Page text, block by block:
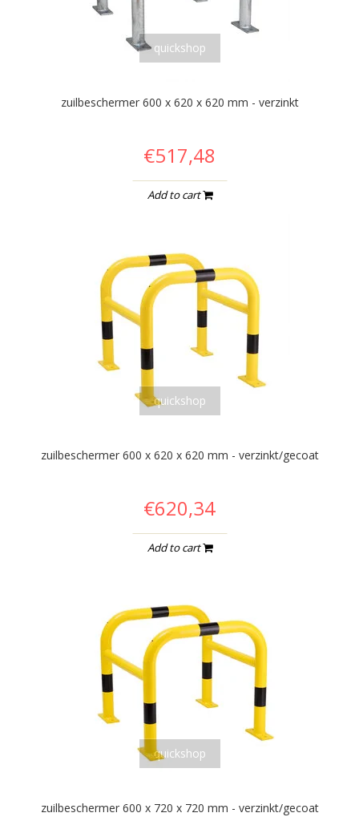
quickshop
zuilbeschermer 600 x 620 x 620 mm - verzinkt
€517,48
Add to cart
quickshop
zuilbeschermer 600 x 620 x 620 mm - verzinkt/gecoat
€620,34
Add to cart
quickshop
zuilbeschermer 600 x 720 x 720 mm - verzinkt/gecoat